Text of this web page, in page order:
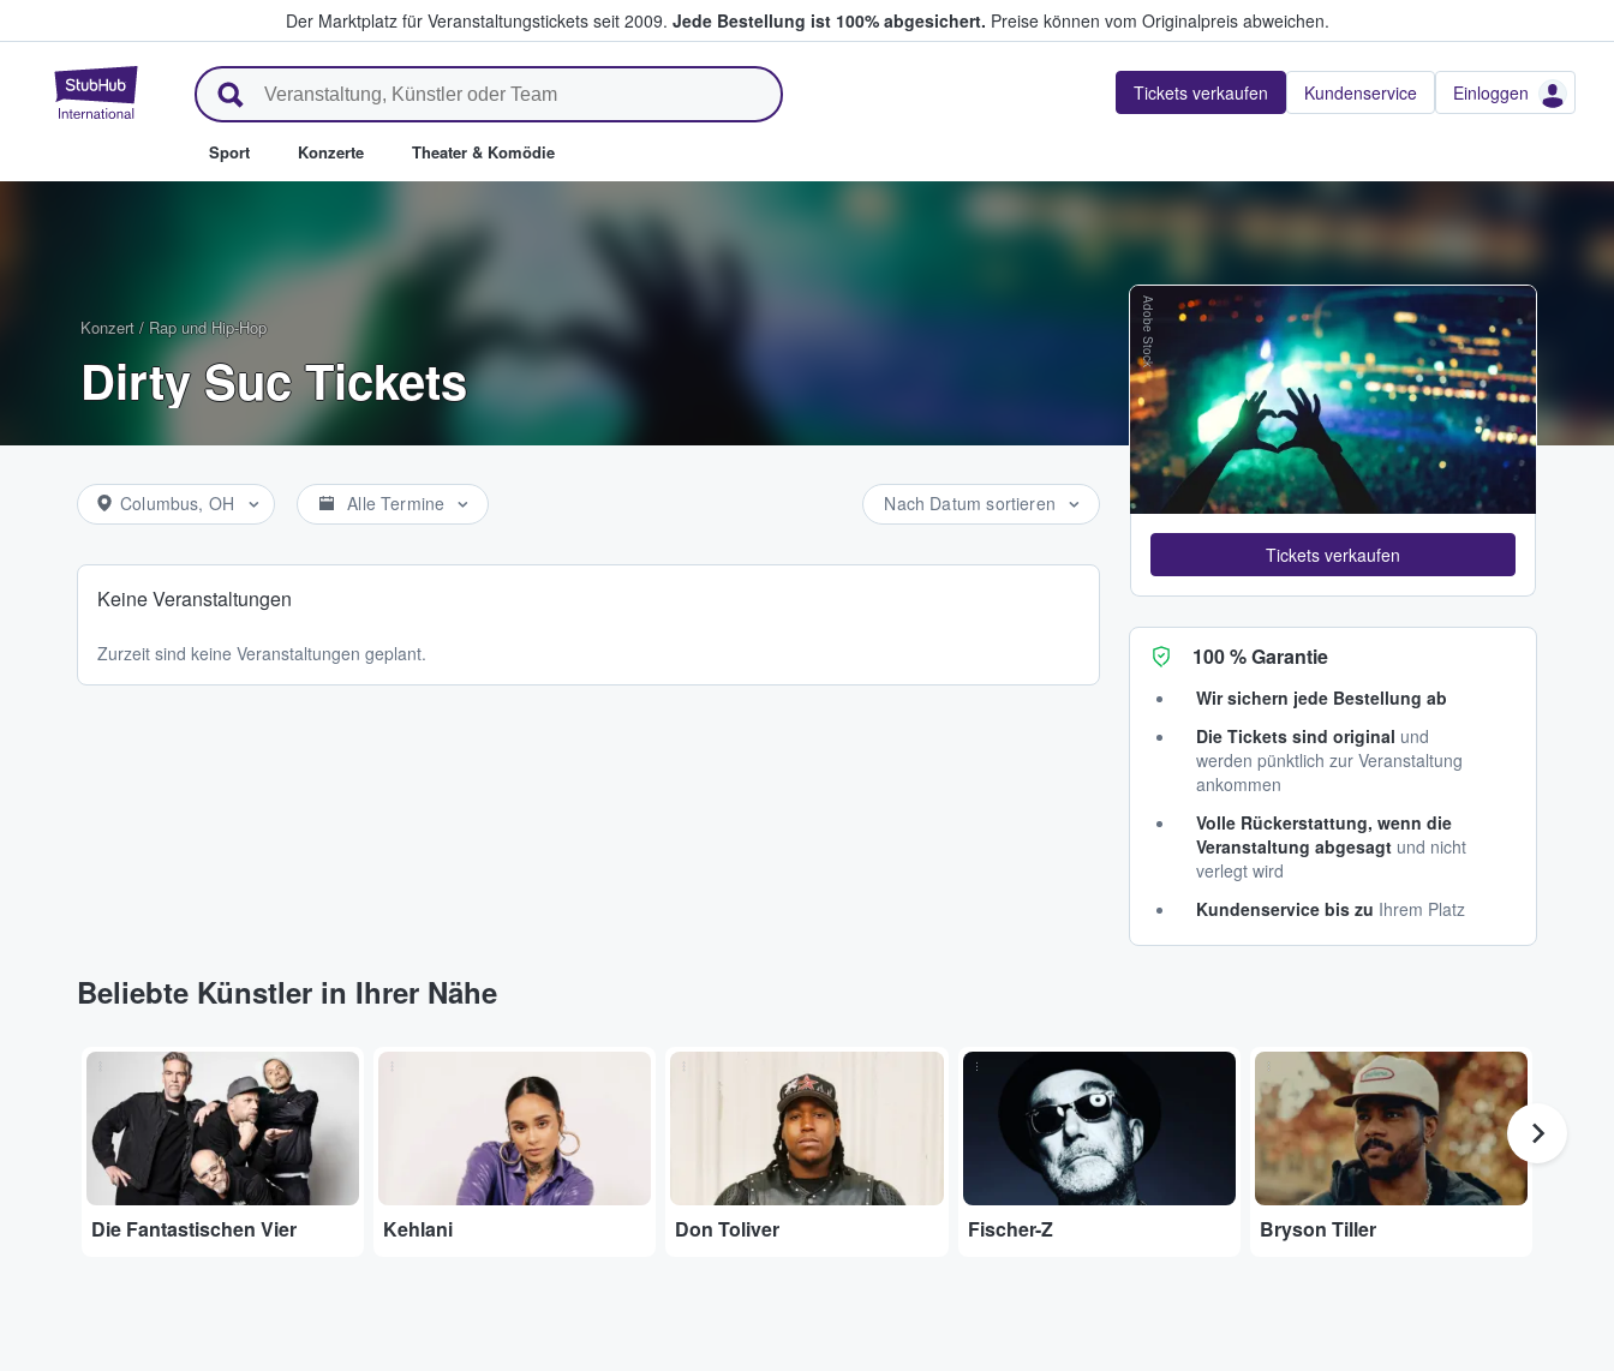
Der Marktplatz für Veranstaltungstickets seit 2009. Jede Bestellung ist 100% abgesichert. Preise können vom Originalpreis abweichen.
StubHub - Wo Fans Tickets kaufen & verkaufen Tickets verkaufen Kundenservice Einloggen
Sport Konzerte Theater & Komödie
Konzert / Rap und Hip-Hop
Dirty Suc Tickets
Columbus, OH Alle Termine Nach Datum sortieren
Keine Veranstaltungen
Zurzeit sind keine Veranstaltungen geplant.
Adobe Stock
Tickets verkaufen
100 % Garantie
Wir sichern jede Bestellung ab
Die Tickets sind original und
werden pünktlich zur Veranstaltung
ankommen
Volle Rückerstattung, wenn die
Veranstaltung abgesagt und nicht
verlegt wird
Kundenservice bis zu Ihrem Platz
Beliebte Künstler in Ihrer Nähe
Die Fantastischen Vier Kehlani Don Toliver
...
Fischer-Z
...
Bryson Tiller